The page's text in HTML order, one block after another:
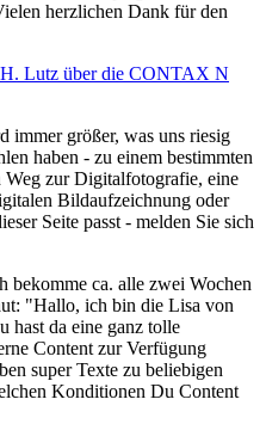
herzlichen Dank für den
Lutz über die CONTAX N
immer größer, was uns riesig
haben - zu einem bestimmten
zur Digitalfotografie, eine
Bildaufzeichnung oder
Seite passt - melden Sie sich
bekomme ca. alle zwei Wochen
"Hallo, ich bin die Lisa von
hast da eine ganz tolle
Content zur Verfügung
super Texte zu beliebigen
Konditionen Du Content